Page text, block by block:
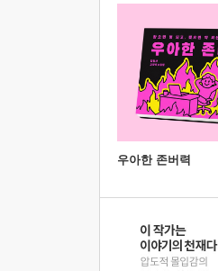
우아한 존버력